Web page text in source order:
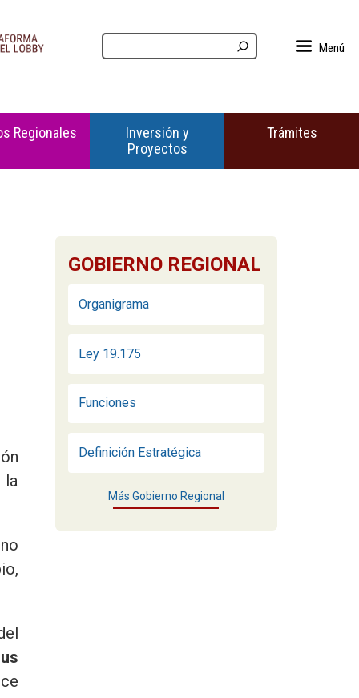
Menú
Regionales
Inversión y
Proyectos
Trámites
la
GOBIERNO REGIONAL
Organigrama
Ley 19.175
Funciones
Definición Estratégica
Más Gobierno Regional